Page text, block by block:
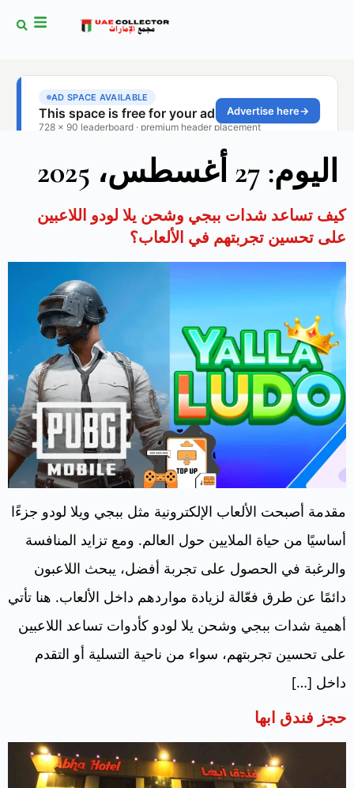
اليوم: 27 أغسطس، 2025
كيف تساعد شدات ببجي وشحن يلا لودو اللاعبين
على تحسين تجربتهم في الألعاب؟
مقدمة أصبحت الألعاب الإلكترونية مثل ببجي ويلا لودو جزءًا
أساسيًا من حياة الملايين حول العالم. ومع تزايد المنافسة
والرغبة في الحصول على تجربة أفضل، يبحث اللاعبون
دائمًا عن طرق فعّالة لزيادة مواردهم داخل الألعاب. هنا تأتي
أهمية شدات ببجي وشحن يلا لودو كأدوات تساعد اللاعبين
على تحسين تجربتهم، سواء من ناحية التسلية أو التقدم
داخل […]
حجز فندق ابها